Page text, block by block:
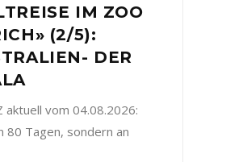
IM ZOO
(2/5):
DER
aktuell vom 04.08.2026:
80 Tagen, sondern an